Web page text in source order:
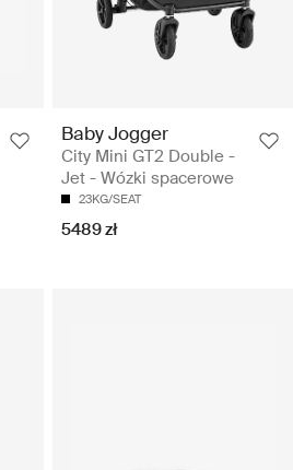
Baby Jogger
City Mini GT2 Double -
Jet - Wózki spacerowe
23KG/SEAT
5489 zł